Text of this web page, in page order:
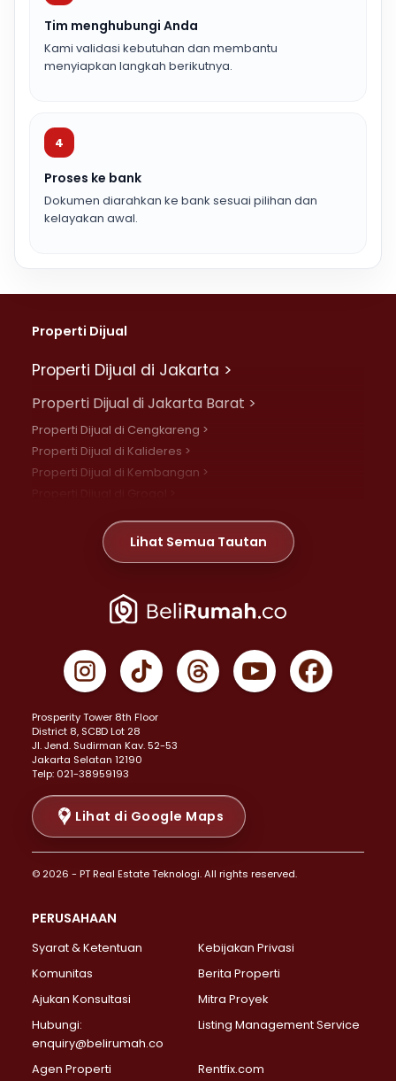
Tim menghubungi Anda
Kami validasi kebutuhan dan membantu
menyiapkan langkah berikutnya.
4
Proses ke bank
Dokumen diarahkan ke bank sesuai pilihan dan
kelayakan awal.
Properti Dijual
Properti Dijual di Jakarta >
Properti Dijual di Jakarta Barat >
Properti Dijual di Cengkareng >
Properti Dijual di Kalideres >
Properti Dijual di Kembangan >
Properti Dijual di Meruya >
Properti Dijual di Jelambar >
Properti Dijual di Jakarta Pusat >
Properti Dijual di Gambir >
Properti Dijual di Johar Baru >
Properti Dijual di Menteng >
Properti Dijual di Senen >
Properti Dijual di Tanah Abang >
Properti Dijual di Cikini >
Properti Dijual di Kramat >
Properti Dijual di Pasar Baru >
Properti Dijual di Bendungan Hilir >
Properti Dijual di Jakarta Selatan >
Properti Dijual di Lebak Bulus >
Properti Dijual di Gandaria Selatan >
Properti Dijual di Pondok Labu >
Properti Dijual di Lenteng Agung >
Properti Dijual di Senayan >
Properti Dijual di Pondok Pinang >
Lihat Semua Tautan
Prosperity Tower 8th Floor
District 8, SCBD Lot 28
JI. Jend. Sudirman Kav. 52-53
Jakarta Selatan 12190
Telp: 021-38959193
Lihat di Google Maps
© 2026 - PT Real Estate Teknologi. All rights reserved.
PERUSAHAAN
Syarat & Ketentuan
Kebijakan Privasi
Komunitas
Berita Properti
Ajukan Konsultasi
Mitra Proyek
Hubungi:
enquiry@belirumah.co
Listing Management Service
Agen Properti Rentfix.com